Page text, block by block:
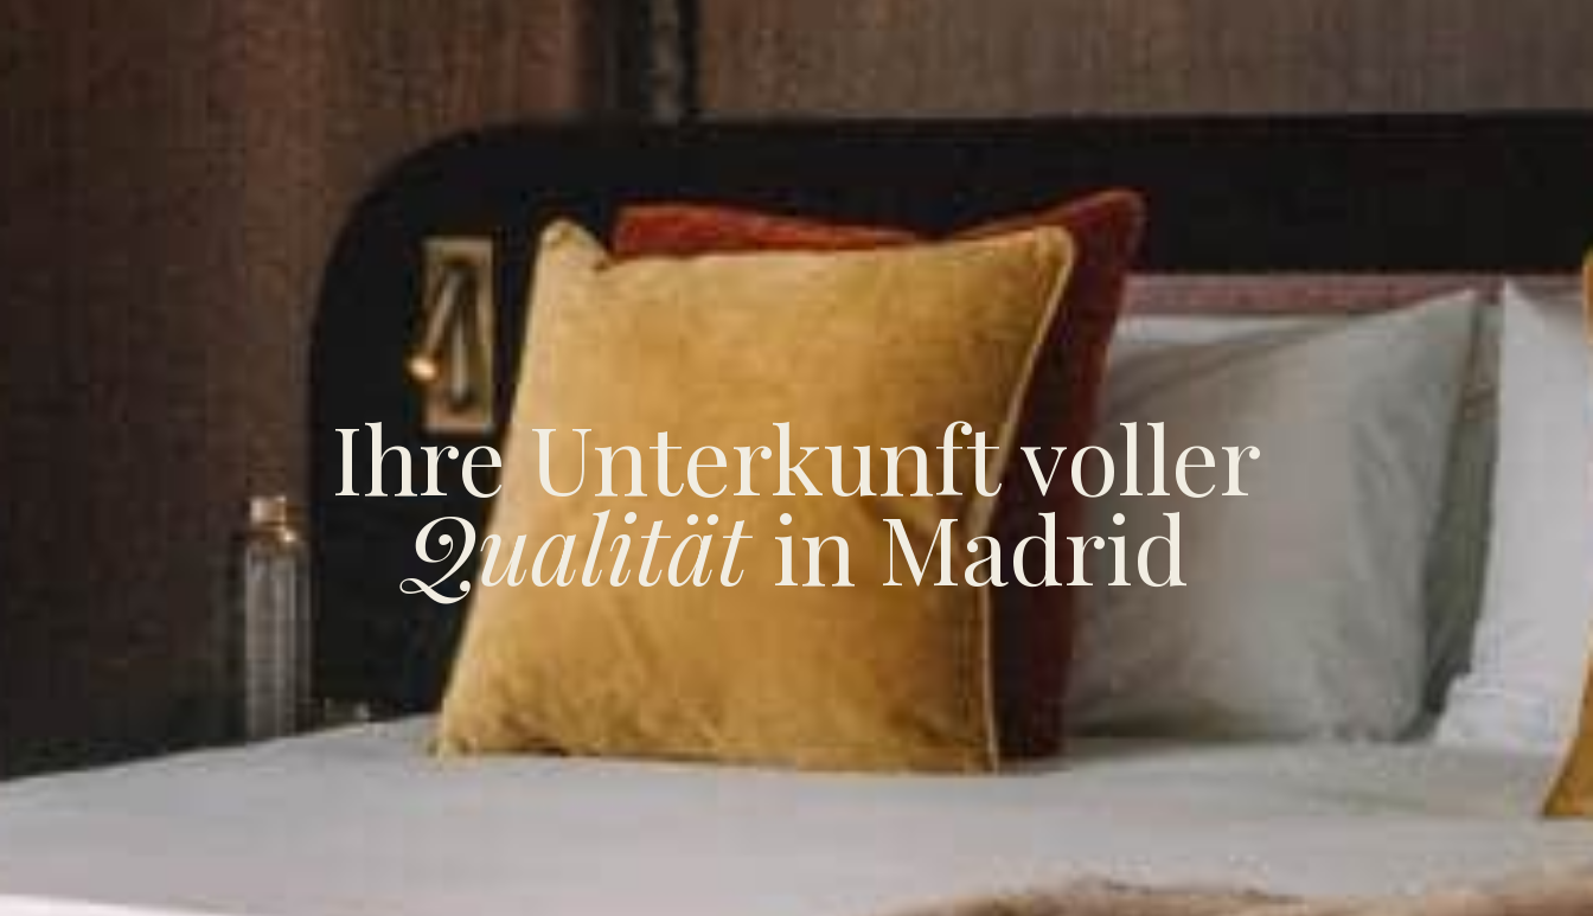
Ihre Unterkunft voller
Qualitätin Madrid